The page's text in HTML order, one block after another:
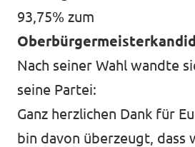
93,75% zum
Nach seiner Wahl wandte
seine Partei:
Ganz herzlichen Dank für
bin davon überzeugt, dass